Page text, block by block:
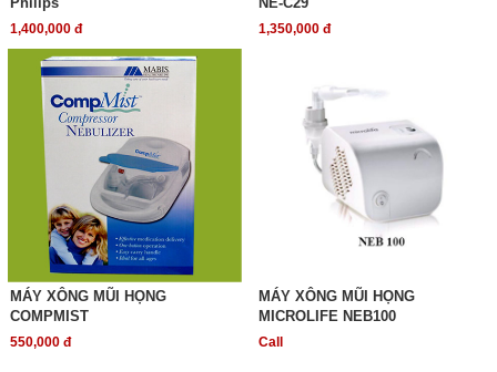
1,400,000 đ 1,350,000 đ
MÁY XÔNG MŨI HỌNG
COMPMIST
550,000 đ
MÁY XÔNG MŨI HỌNG
MICROLIFE NEB100
Call